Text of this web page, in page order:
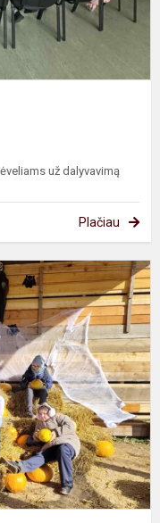
už dalyvavimą
Plačiau